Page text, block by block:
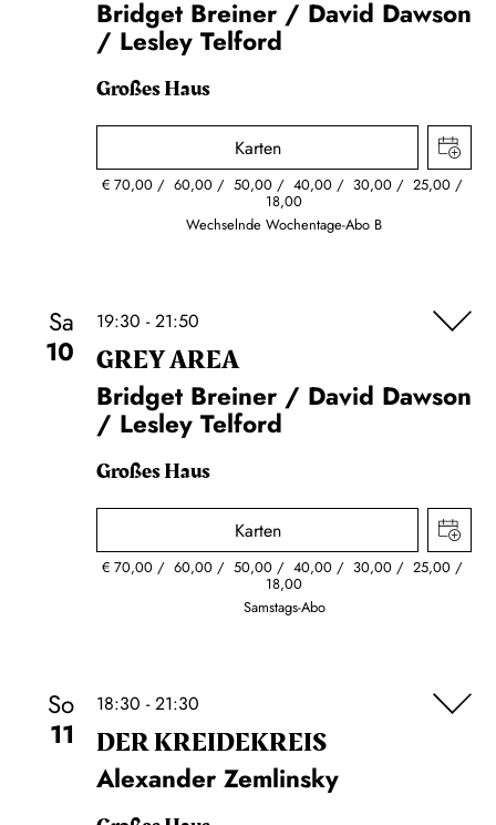
Bridget Breiner / David Dawson
/ Lesley Telford
Großes Haus
Karten
€ 70,00 60,00 50,00 40,00 30,00 25,00
18,00
Wechselnde Wochentage-Abo B
Sa
10
19:30 - 21:50
GREY AREA
Bridget Breiner / David Dawson
/ Lesley Telford
Großes Haus
Karten
€ 70,00 60,00 50,00 40,00 30,00 25,00
18,00
Samstags-Abo
So
11
18:30 - 21:30
DER KREIDE­KREIS
Alexander Zemlinsky